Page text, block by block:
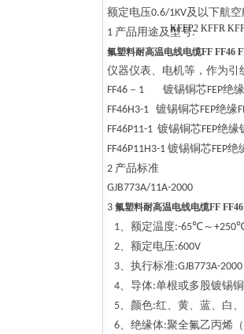
额定电压0.6/1KV及以下航
1 产品用途及型号:
氟塑料耐高温电线电缆FF FF46
仪器仪表、电机等，作为引
FF46 － 1 镀锡铜芯FEP绝
FF46H3-1 镀锡铜芯FEP绝缘
FF46P11-1 镀锡铜芯FEP绝缘
FF46P11H3-1 镀锡铜芯FEP绝
2 产品标准
GJB773A/11A-2000
3 氟塑料耐高温电线电缆FF
1、额定温度:-65℃～ +250
2、额定电压:600V
3、执行标准:GJB773A-2000
4、导体:单根或多股镀锡
5、颜色:红、黄、蓝、白
6、绝缘体:聚全氟乙丙烯（